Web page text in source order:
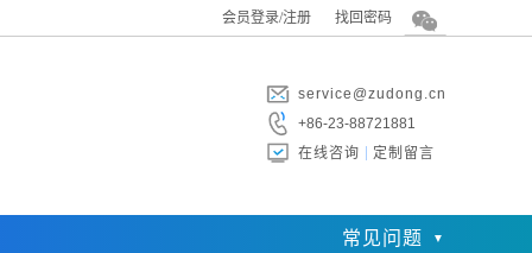
会员登录/注册 找回密码
service@zudong.cn
+86-23-88721881
在线咨询
定制留言
常见问题